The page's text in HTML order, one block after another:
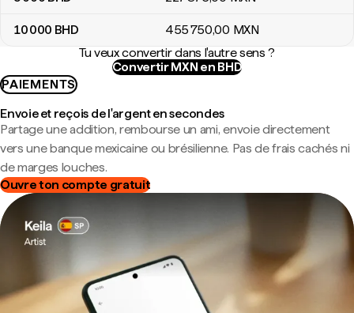
10 000 BHD 455 750,00 MXN
Tu veux convertir dans l'autre sens ?
Convertir MXN en BHD
PAIEMENTS
Envoie et reçois de l'argent en secondes
Partage une addition, rembourse un ami, envoie directement
vers une banque mexicaine ou brésilienne. Pas de frais cachés ni
de marges louches.
Ouvre ton compte gratuit